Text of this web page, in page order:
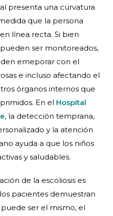
presenta una curvatura
que la persona
línea recta. Si bien
ser monitoreados,
emeporar con el
e incluso afectando el
órganos internos que
En el Hospital
, la detección temprana,
y la atención
ayuda a que los niños
y saludables.
de la escoliosis es
pacientes demuestran
ser el mismo, el